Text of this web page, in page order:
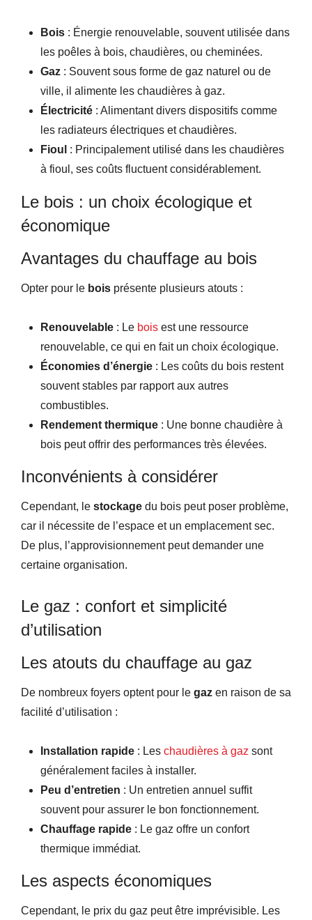
Bois : Énergie renouvelable, souvent utilisée dans
les poêles à bois, chaudières, ou cheminées.
Gaz : Souvent sous forme de gaz naturel ou de
ville, il alimente les chaudières à gaz.
Électricité : Alimentant divers dispositifs comme
les radiateurs électriques et chaudières.
Fioul : Principalement utilisé dans les chaudières
à fioul, ses coûts fluctuent considérablement.
Le bois : un choix écologique et
économique
Avantages du chauffage au bois
Opter pour le bois présente plusieurs atouts :
Renouvelable : Le bois est une ressource
renouvelable, ce qui en fait un choix écologique.
Économies d’énergie : Les coûts du bois restent
souvent stables par rapport aux autres
combustibles.
Rendement thermique : Une bonne chaudière à
bois peut offrir des performances très élevées.
Inconvénients à considérer
Cependant, le stockage du bois peut poser problème,
car il nécessite de l’espace et un emplacement sec.
De plus, l’approvisionnement peut demander une
certaine organisation.
Le gaz : confort et simplicité
d’utilisation
Les atouts du chauffage au gaz
De nombreux foyers optent pour le gaz en raison de sa
facilité d’utilisation :
Installation rapide : Les chaudières à gaz sont
généralement faciles à installer.
Peu d’entretien : Un entretien annuel suffit
souvent pour assurer le bon fonctionnement.
Chauffage rapide : Le gaz offre un confort
thermique immédiat.
Les aspects économiques
Cependant, le prix du gaz peut être imprévisible. Les